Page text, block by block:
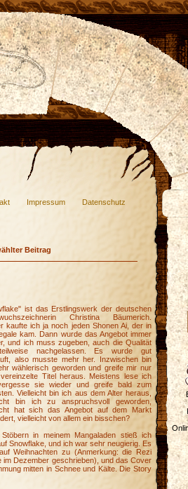
Impressum Datenschutz
Beitrag
ist das Erstlingswerk der deutschen
Christina Bäumerich.
kaufte ich ja noch jeden Shonen Ai, der in
kam. Dann wurde das Angebot immer
und ich muss zugeben, auch die Qualität
nachgelassen. Es wurde gut
also musste mehr her. Inzwischen bin
wählerisch geworden und greife mir nur
Titel heraus. Meistens lese ich
sie wieder und greife bald zum
Vielleicht bin ich aus dem Alter heraus,
bin ich zu anspruchsvoll geworden,
hat sich das Angebot auf dem Markt
vielleicht von allem ein bisschen?
Stöbern in meinem Mangaladen stieß ich
Snowflake, und ich war sehr neugierig. Es
Weihnachten zu (Anmerkung: die Rezi
im Dezember geschrieben), und das Cover
mitten in Schnee und Kälte. Die Story